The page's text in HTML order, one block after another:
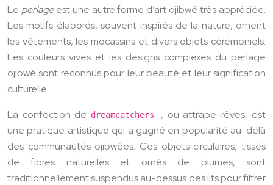
Le perlageest une autre forme d’art ojibwé très appréciée.
Les motifs élaborés, souvent inspirés de la nature, ornent
les vêtements, les mocassins et divers objets cérémoniels.
Les couleurs vives et les designs complexes du perlage
ojibwé sont reconnus pour leur beauté et leur signification
culturelle.
La confection de dreamcatchers , ou attrape-rêves, est
une pratique artistique qui a gagné en popularité au-delà
des communautés ojibwées. Ces objets circulaires, tissés
de fibres naturelles et ornés de plumes, sont
traditionnellement suspendus au-dessus des lits pour filtrer